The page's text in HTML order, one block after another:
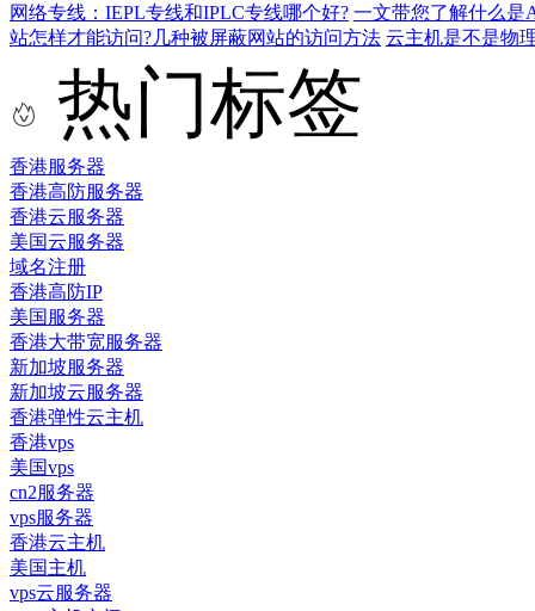
网络专线：IEPL专线和IPLC专线哪个好? 一文带您了解什么是
站怎样才能访问?几种被屏蔽网站的访问方法 云主机是不是物
热门标签
香港服务器
香港高防服务器
香港云服务器
美国云服务器
域名注册
香港高防IP
美国服务器
香港大带宽服务器
新加坡服务器
新加坡云服务器
香港弹性云主机
香港vps
美国vps
cn2服务器
vps服务器
香港云主机
美国主机
vps云服务器